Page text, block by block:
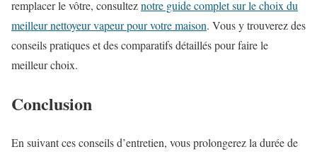
remplacer le vôtre, consulteznotre guide complet sur le choix du
meilleur nettoyeur vapeur pour votre maison. Vous y trouverez des
conseils pratiques et des comparatifs détaillés pour faire le
meilleur choix.
Conclusion
En suivant ces conseils d’entretien, vous prolongerez la durée de